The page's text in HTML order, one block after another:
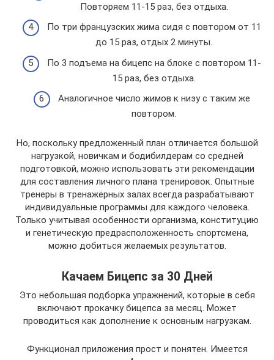
Повторяем 11-15 раз, без отдыха.
По три французских жима сидя с повтором от 11
до 15 раз, отдых 2 минуты.
По 3 подъема на бицепс на блоке с повтором 11-
15 раз, без отдыха.
Аналогичное число жимов к низу с таким же
повтором.
Но, поскольку предложенный план отличается большой
нагрузкой, новичкам и бодибилдерам со средней
подготовкой, можно использовать эти рекомендации
для составления личного плана тренировок. Опытные
тренеры в тренажёрных залах всегда разрабатывают
индивидуальные программы для каждого человека.
Только учитывая особенности организма, конституцию
и генетическую предрасположенность спортсмена,
можно добиться желаемых результатов.
Качаем Бицепс за 30 Дней
Это небольшая подборка упражнений, которые в себя
включают прокачку бицепса за месяц. Может
проводиться как дополнение к основным нагрузкам.
Функционал приложения прост и понятен. Имеется